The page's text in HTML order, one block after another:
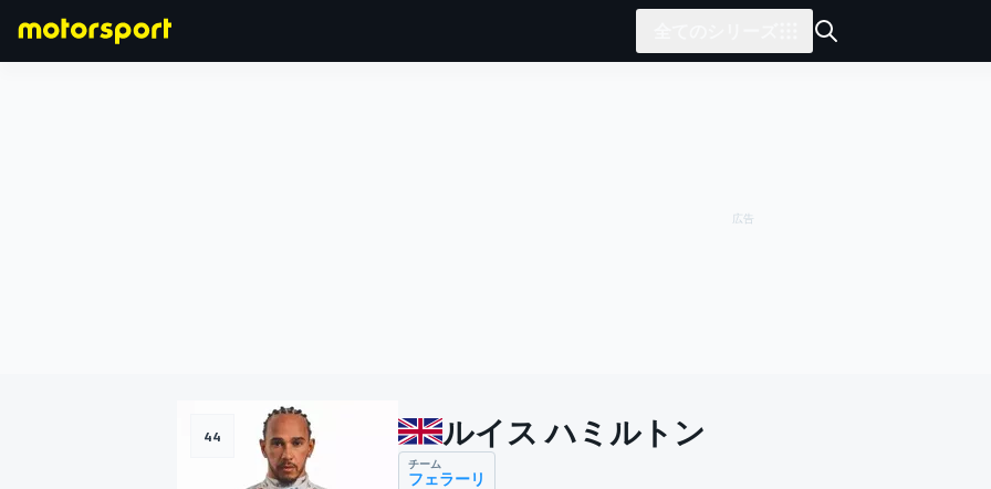
44 ルイス ハミルトン
チーム
フェラーリ